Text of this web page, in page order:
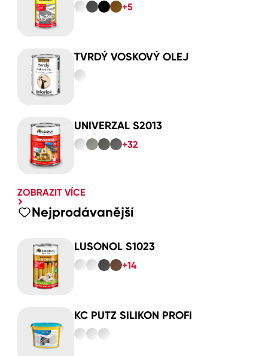
+5
TVRDÝ VOSKOVÝ OLEJ
UNIVERZAL S2013
+32
ZOBRAZIT VÍCE
Nejprodávanější
LUSONOL S1023
+14
KC PUTZ SILIKON PROFI